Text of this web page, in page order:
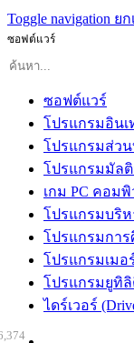
Toggle navigation ยก
ซอฟต์แวร์
ซอฟต์แวร์
โปรแกรมอินเ
โปรแกรมส่ว
โปรแกรมมัลติ
เกม PC คอมพิ
โปรแกรมบริห
โปรแกรมการ
โปรแกรมเมอ
โปรแกรมยูทิ
ไดร์เวอร์